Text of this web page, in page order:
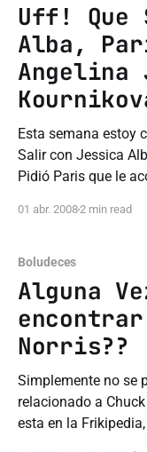
Uff! Que
Alba,
Esta semana estoy
Salir con Jessica
Pidió Paris que le
01 abr. 20082 min read
Boludeces
Alguna
Norris??
Simplemente no se
relacionado a
esta en la